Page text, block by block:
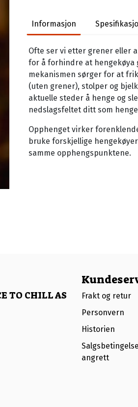
Informasjon
Ofte ser vi etter grener eller
for å forhindre at hengekøya
mekanismen sørger for at
(uten grener), stolper og
aktuelle steder å henge og
nedslagsfeltet ditt som
Opphenget virker
bruke forskjellige
samme opphengspunktene.
TO CHILL AS
Frakt og retur
Personvern
Historien
angrett